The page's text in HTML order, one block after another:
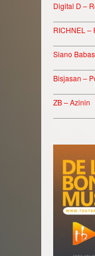
Digital D –
RICHNEL –
Siano
Bisjasan –
ZB – Azinin